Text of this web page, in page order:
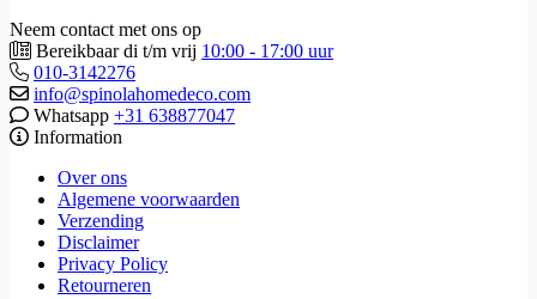
Neem contact met ons op
Bereikbaar di t/m vrij 10:00 - 17:00 uur
010-3142276
info@spinolahomedeco.com
Whatsapp +31 638877047
Information
Over ons
Algemene voorwaarden
Verzending
Disclaimer
Privacy Policy
Retourneren